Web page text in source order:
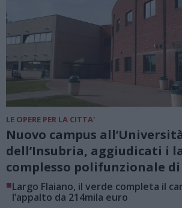
LE OPERE PER LA CITTA'
Nuovo campus
dell’Insubria, aggiudicati i
complesso polifunzionale di
■Largo Flaiano, il verde completa il
l’appalto da 214mila euro